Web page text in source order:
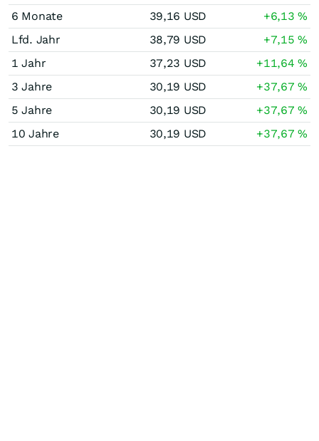
6 Monate
39,16 USD +6,13%
Lfd. Jahr
38,79 USD +7,15%
1 Jahr
37,23 USD +11,64%
3 Jahre
30,19 USD +37,67%
5 Jahre
30,19 USD +37,67%
10 Jahre
30,19 USD +37,67%